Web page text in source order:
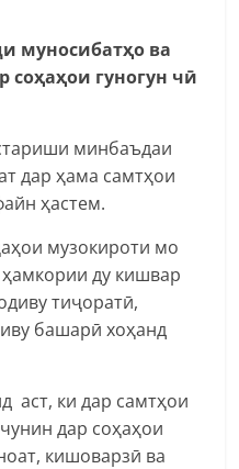
муносибатҳо ва
соҳаҳои гуногун чӣ
минбаъдаи
дар ҳама самтҳои
ҳастем.
музокироти мо
ду кишвар
тиҷоратӣ,
башарӣ хоҳанд
аст, ки дар самтҳои
дар соҳаҳои
кишоварзӣ ва